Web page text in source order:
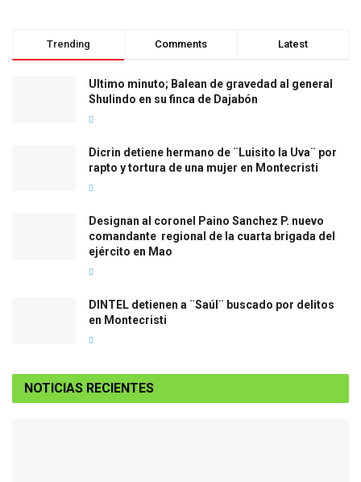
Trending Comments Latest
Ultimo minuto; Balean de gravedad al general
Shulindo en su finca de Dajabón
Dicrin detiene hermano de ¨Luisito la Uva¨ por
rapto y tortura de una mujer en Montecristi
Designan al coronel Paino Sanchez P. nuevo
comandante regional de la cuarta brigada del
ejército en Mao
DINTEL detienen a ¨Saúl¨ buscado por delitos
en Montecristi
NOTICIAS RECIENTES